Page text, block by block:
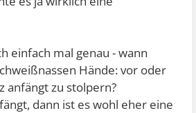
einfach mal genau - wann
Hände: vor oder
anfängt zu stolpern?
dann ist es wohl eher eine